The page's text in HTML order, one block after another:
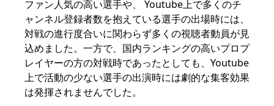
ファン人気の高い選手や、 Youtube上で多くのチ
ャンネル登録者数を抱えている選手の出場時には、
対戦の進行度合いに関わらず多くの視聴者動員が見
込めました。一方で、国内ランキングの高いプロプ
レイヤーの方の対戦時であったとしても、Youtube
上で活動の少ない選手の出演時には劇的な集客効果
は発揮されませんでした。